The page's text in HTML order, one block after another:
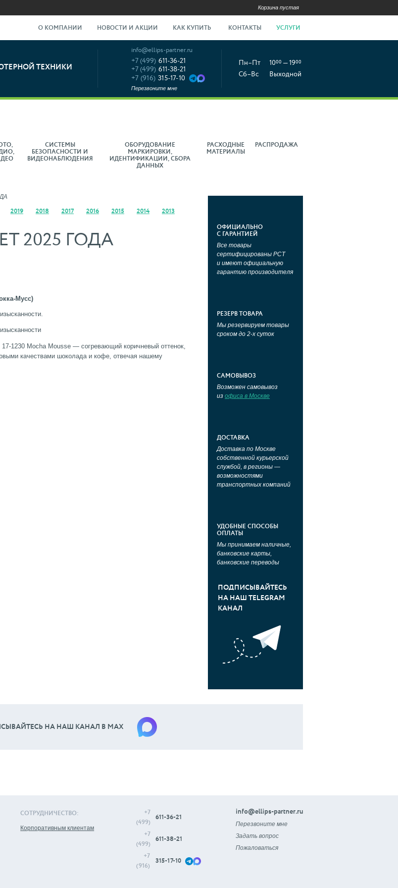
Корзина пустая
О КОМПАНИИ НОВОСТИ И АКЦИИ КАК КУПИТЬ КОНТАКТЫ УСЛУГИ
ТЕХНИКИ
info@ellips-partner.ru
+7 (499) 611-36-21
+7 (499) 611-38-21
+7 (916) 315-17-10
Перезвоните мне
Пн–Пт 1000 — 1900
Сб–Вс Выходной
СИСТЕМЫ
БЕЗОПАСНОСТИ И
ВИДЕОНАБЛЮДЕНИЯ
ОБОРУДОВАНИЕ
МАРКИРОВКИ,
ИДЕНТИФИКАЦИИ, СБОРА
ДАННЫХ
РАСХОДНЫЕ
МАТЕРИАЛЫ
РАСПРОДАЖА
2019 2018 2017 2016 2015 2014
2013
2025 ГОДА
Мусс)
1230 Mocha Mousse — согревающий коричневый оттенок,
качествами шоколада и кофе, отвечая нашему
ОФИЦИАЛЬНО
С ГАРАНТИЕЙ
Все товары
сертифицированы РСТ
и имеют официальную
гарантию производителя
РЕЗЕРВ ТОВАРА
Мы резервируем товары
сроком до 2-х суток
САМОВЫВОЗ
Возможен самовывоз
из офиса в Москве
ДОСТАВКА
Доставка по Москве
собственной курьерской
службой, в регионы —
возможностями
транспортных компаний
УДОБНЫЕ СПОСОБЫ
ОПЛАТЫ
Мы принимаем наличные,
банковские карты,
банковские переводы
ПОДПИСЫВАЙТЕСЬ
НА НАШ TELEGRAM
КАНАЛ
НА НАШ КАНАЛ В МАХ
СОТРУДНИЧЕСТВО:
Корпоративным клиентам
+7
(499)
611-36-21
+7
(499)
611-38-21
+7
(916)
315-17-10
info@ellips-partner.ru
Перезвоните мне
Задать вопрос
Пожаловаться